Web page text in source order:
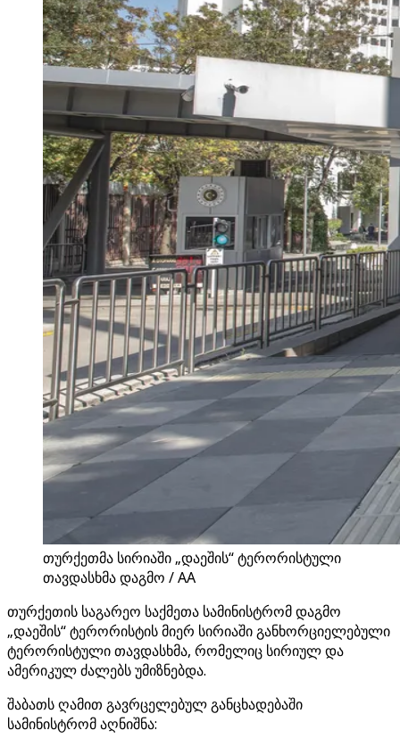
თურქეთმა სირიაში „დაეშის“ ტერორისტული
თავდასხმა დაგმო / AA
თურქეთის საგარეო საქმეთა სამინისტრომ დაგმო
„დაეშის“ ტერორისტის მიერ სირიაში განხორციელებული
ტერორისტული თავდასხმა, რომელიც სირიულ და
ამერიკულ ძალებს უმიზნებდა.
შაბათს ღამით გავრცელებულ განცხადებაში
სამინისტრომ აღნიშნა: